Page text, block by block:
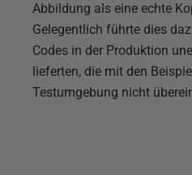
Abbildung als eine echte
Gelegentlich führte dies
Codes in der Produktion
lieferten, die mit den
Testumgebung nicht